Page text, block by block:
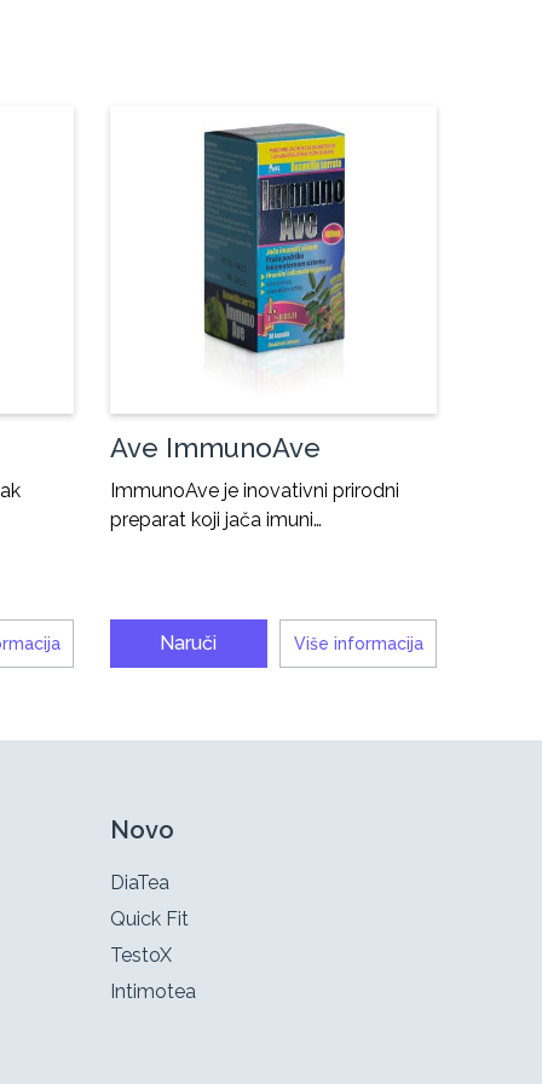
Ave ImmunoAve
ImmunoAve je inovativni prirodni
preparat koji jača imuni…
Naruči Više informacija
Novo
DiaTea
Quick Fit
TestoX
Intimotea